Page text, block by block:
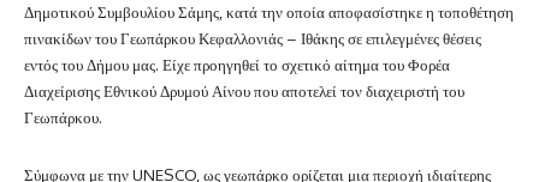
Δημοτικού Συμβουλίου Σάμης, κατά την οποία αποφασίστηκε η τοποθέτηση
πινακίδων του Γεωπάρκου Κεφαλλονιάς – Ιθάκης σε επιλεγμένες θέσεις
εντός του Δήμου μας. Είχε προηγηθεί το σχετικό αίτημα του Φορέα
Διαχείρισης Εθνικού Δρυμού Αίνου που αποτελεί τον διαχειριστή του
Γεωπάρκου.
Σύμφωνα με την UNESCO, ως γεωπάρκο ορίζεται μια περιοχή ιδιαίτερης